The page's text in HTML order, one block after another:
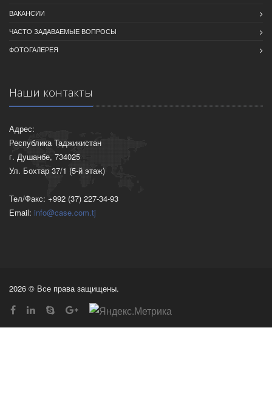
ВАКАНСИИ
ЧАСТО ЗАДАВАЕМЫЕ ВОПРОСЫ
ФОТОГАЛЕРЕЯ
Наши контакты
Адрес:
Республика Таджикистан
г. Душанбе, 734025
Ул. Бохтар 37/1 (5-й этаж)
Тел/Факс: +992 (37) 227-34-93
Email: info@case.com.tj
2026 © Все права защищены.